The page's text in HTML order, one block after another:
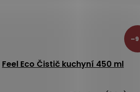
–9
Feel Eco Čistič kuchyní 450 ml